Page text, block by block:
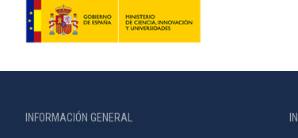
INFORMACIÓN GENERAL